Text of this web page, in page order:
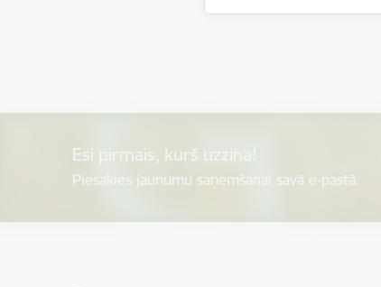
Esi pirmais, kurš uzzina!
Piesakies jaunumu saņemšanai savā e-pastā.